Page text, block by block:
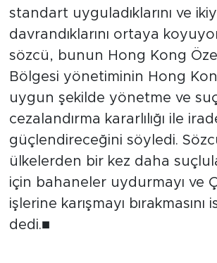
standart uyguladıklarını ve
davrandıklarını ortaya
sözcü, bunun Hong Kong
Bölgesi yönetiminin Hong
uygun şekilde yönetme ve
cezalandırma kararlılığı ile
güçlendireceğini söyledi.
ülkelerden bir kez daha
için bahaneler uydurmayı ve
işlerine karışmayı bırakmasını
dedi.■